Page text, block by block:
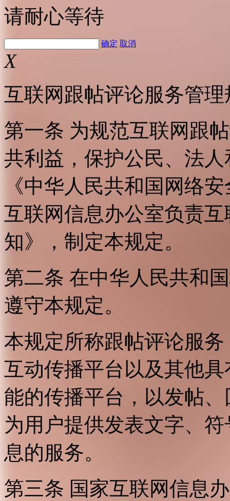
请耐心等待
确定 取消
X
互联网跟帖评论服务管理
第一条 为规范互联网跟
共利益，保护公民、法
《中华人民共和国网络
互联网信息办公室负责
知》，制定本规定。
第二条 在中华人民共和
遵守本规定。
本规定所称跟帖评论服
互动传播平台以及其他
能的传播平台，以发帖
为用户提供发表文字、
息的服务。
第三条 国家互联网信息